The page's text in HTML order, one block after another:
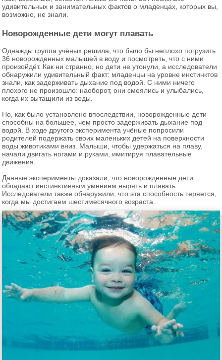
удивительных и занимательных фактов о младенцах, которых вы,
возможно, не знали.
Новорожденные дети могут плавать
Однажды группа учёных решила, что было бы неплохо погрузить
36 новорожденных малышей в воду и посмотреть, что с ними
произойдёт. Как ни странно, но дети не утонули, а исследователи
обнаружили удивительный факт: младенцы на уровне инстинктов
знали, как задерживать дыхание под водой. С ними ничего
плохого не произошло: наоборот, они смеялись и улыбались,
когда их вытащили из воды.
Но, как было установлено впоследствии, новорожденные дети
способны на большее, чем просто задерживать дыхание под
водой. В ходе другого эксперимента учёные попросили
родителей подержать своих маленьких детей на поверхности
воды животиками вниз. Малыши, чтобы удержаться на плаву,
начали двигать ногами и руками, имитируя плавательные
движения.
Данные эксперименты доказали, что новорожденные дети
обладают инстинктивным умением нырять и плавать.
Исследователи также обнаружили, что эта способность теряется,
когда мы достигаем шестимесячного возраста.